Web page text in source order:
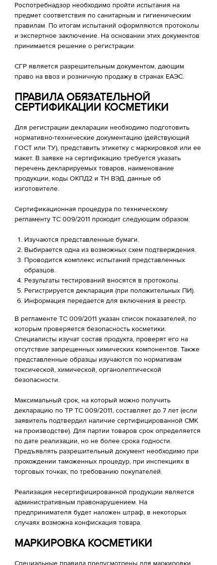
Роспотребнадзор необходимо пройти испытания на
предмет соответствия по санитарным и гигиеническим
правилам. По итогам испытаний оформляются протоколы
и экспертное заключение. На основании этих документов
принимается решение о регистрации.
СГР является разрешительным документом, дающим
право на ввоз и розничную продажу в странах ЕАЭС.
ПРАВИЛА ОБЯЗАТЕЛЬНОЙ
СЕРТИФИКАЦИИ КОСМЕТИКИ
Для регистрации декларации необходимо подготовить
нормативно-технические документацию (действующий
ГОСТ или ТУ), представить этикетку с маркировкой или ее
макет. В заявке на сертификацию требуется указать
перечень декларируемых товаров, наименование
продукции, коды ОКПД2 и ТН ВЭД, данные об
изготовителе.
Сертификационная процедура по техническому
регламенту ТС 009/2011 проходит следующим образом.
Изучаются представленные бумаги.
Выбирается одна из возможных схем подтверждения.
Проводится комплекс испытаний представленных
образцов.
Результаты тестирований вносятся в протоколы.
Регистрируется декларация (при положительных ПИ).
Информация передается для включения в реестр.
В регламенте ТС 009/2011 указан список показателей, по
которым проверяется безопасность косметики.
Специалисты изучат состав продукта, проверят его на
отсутствие запрещенных химических компонентов. Также
представленные образцы изучаются по нормативам
токсической, химической, органолептической
безопасности.
Максимальный срок, на который можно получить
декларацию по ТР ТС 009/2011, составляет до 7 лет (если
заявитель подтвердил наличие сертифицированной СМК
на производстве). Для партии товаров срок определяется
по дате реализации, но не более срока годности.
Предъявлять разрешительный документ необходимо при
прохождении таможенных процедур, при инспекциях в
торговых точках, по требованию покупателей.
Реализация несертифицированной продукции является
административным правонарушением. На
предпринимателя будет наложен штраф, в некоторых
случаях возможна конфискация товара.
МАРКИРОВКА КОСМЕТИКИ